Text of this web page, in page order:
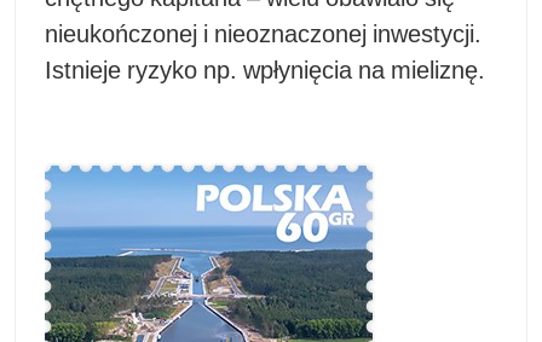
nieukończonej i nieoznaczonej inwestycji.
Istnieje ryzyko np. wpłynięcia na mieliznę.